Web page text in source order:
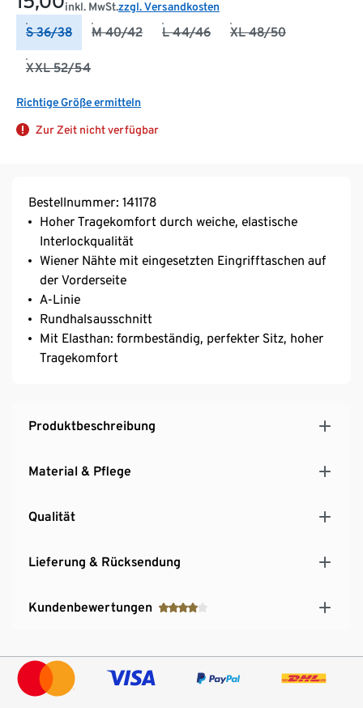
inkl. MwSt.zzgl. Versandkosten
S 36/38 M 40/42 L 44/46 XL 48/50
XXL 52/54
Richtige Größe ermitteln
Zur Zeit nicht verfügbar
Bestellnummer: 141178
Hoher Tragekomfort durch weiche, elastische
Interlockqualität
Wiener Nähte mit eingesetzten Eingrifftaschen auf
der Vorderseite
A-Linie
Rundhalsausschnitt
Mit Elasthan: formbeständig, perfekter Sitz, hoher
Tragekomfort
Produktbeschreibung
Material & Pflege
Qualität
Lieferung & Rücksendung
Kundenbewertungen